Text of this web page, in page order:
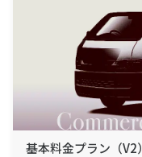
基本料金プラン（V2）